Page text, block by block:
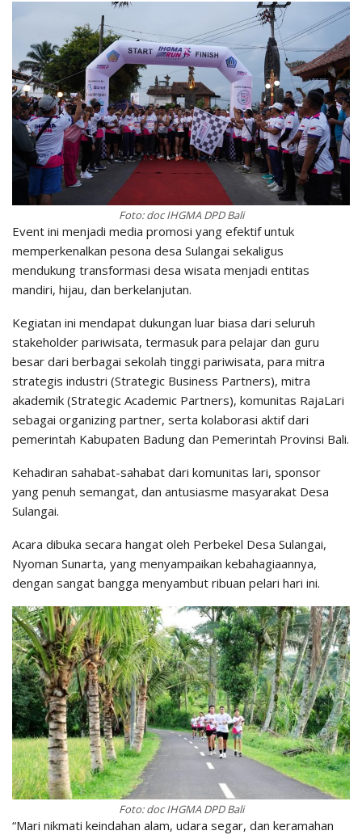
Foto: doc IHGMA DPD Bali
Event ini menjadi media promosi yang efektif untuk
memperkenalkan pesona desa Sulangai sekaligus
mendukung transformasi desa wisata menjadi entitas
mandiri, hijau, dan berkelanjutan.
Kegiatan ini mendapat dukungan luar biasa dari seluruh
stakeholder pariwisata, termasuk para pelajar dan guru
besar dari berbagai sekolah tinggi pariwisata, para mitra
strategis industri (Strategic Business Partners), mitra
akademik (Strategic Academic Partners), komunitas RajaLari
sebagai organizing partner, serta kolaborasi aktif dari
pemerintah Kabupaten Badung dan Pemerintah Provinsi Bali.
Kehadiran sahabat-sahabat dari komunitas lari, sponsor
yang penuh semangat, dan antusiasme masyarakat Desa
Sulangai.
Acara dibuka secara hangat oleh Perbekel Desa Sulangai,
Nyoman Sunarta, yang menyampaikan kebahagiaannya,
dengan sangat bangga menyambut ribuan pelari hari ini.
Foto: doc IHGMA DPD Bali
“Mari nikmati keindahan alam, udara segar, dan keramahan